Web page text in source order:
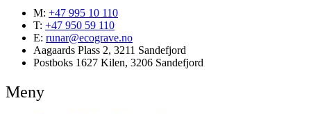
M: +47 995 10 110
T: +47 950 59 110
E: runar@ecograve.no
Aagaards Plass 2, 3211 Sandefjord
Postboks 1627 Kilen, 3206 Sandefjord
Meny